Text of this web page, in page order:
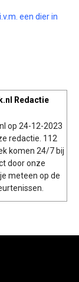
een dier in
Redactie
op 24-12-2023
redactie. 112
komen 24/7 bij
door onze
meteen op de